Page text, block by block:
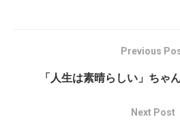
Previous
「人生は素晴らしい」ち
Next Post